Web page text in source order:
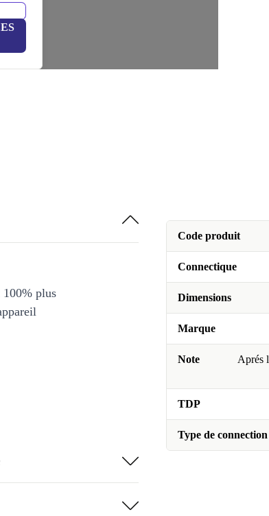
Code produit
Connectique
Dimensions
Marque
Note
Aprés
TDP
Type de connection
100% plus